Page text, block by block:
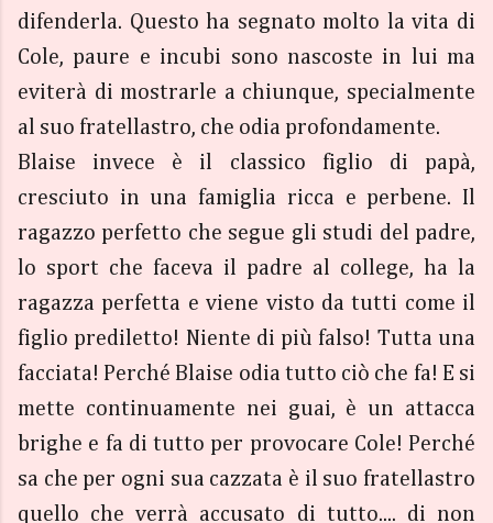
difenderla. Questo ha segnato molto la vita di
Cole, paure e incubi sono nascoste in lui ma
eviterà di mostrarle a chiunque, specialmente
al suo fratellastro, che odia profondamente.
Blaise invece è il classico figlio di papà,
cresciuto in una famiglia ricca e perbene. Il
ragazzo perfetto che segue gli studi del padre,
lo sport che faceva il padre al college, ha la
ragazza perfetta e viene visto da tutti come il
figlio prediletto! Niente di più falso! Tutta una
facciata! Perché Blaise odia tutto ciò che fa! E si
mette continuamente nei guai, è un attacca
brighe e fa di tutto per provocare Cole! Perché
sa che per ogni sua cazzata è il suo fratellastro
quello che verrà accusato di tutto.... di non